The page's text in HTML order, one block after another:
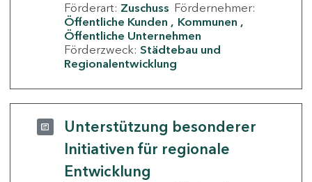
Förderart: Zuschuss Fördernehmer:
Öffentliche Kunden
Kommunen
Öffentliche Unternehmen
Förderzweck: Städtebau und
Regionalentwicklung
Unterstützung besonderer
Initiativen für regionale
Entwicklung